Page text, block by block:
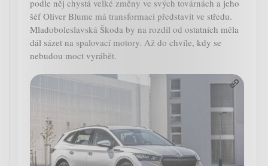
podle něj chystá velké změny ve svých továrnách a jeho
šéf Oliver Blume má transformaci představit ve středu.
Mladoboleslavská Škoda by na rozdíl od ostatních měla
dál sázet na spalovací motory. Až do chvíle, kdy se
nebudou moct vyrábět.